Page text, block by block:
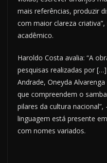
mais referências, produzir
com maior clareza
acadêmico.
Haroldo Costa avalia: “A
pesquisas realizadas por
Andrade, Oneyda
que compreendem o
pilares da cultura
linguagem está presente
com nomes variados.